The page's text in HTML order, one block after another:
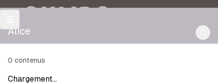
OULIPO
Alice
0 contenus
Chargement…